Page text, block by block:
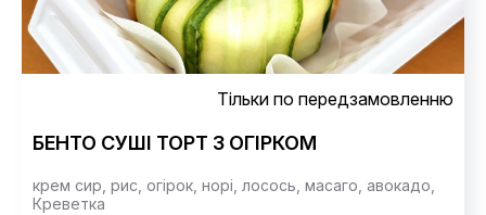
Тільки по передзамовленню
БЕНТО СУШІ ТОРТ З ОГІРКОМ
крем сир, рис, огірок, норі, лосось, масаго, авокадо,
Креветка